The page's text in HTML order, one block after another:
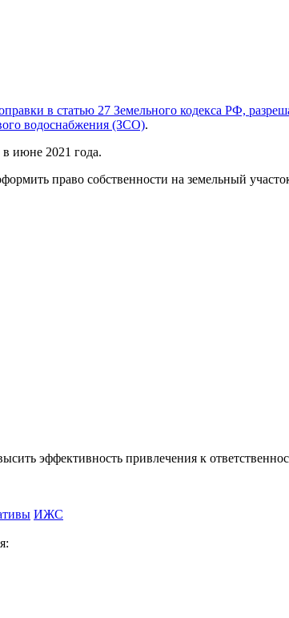
в статью 27 Земельного кодекса РФ,
водоснабжения (ЗСО).
в июне 2021 года.
право собственности на земельный
эффективность привлечения к
ИЖС